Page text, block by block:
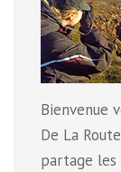
Bienvenue
De La
partage les